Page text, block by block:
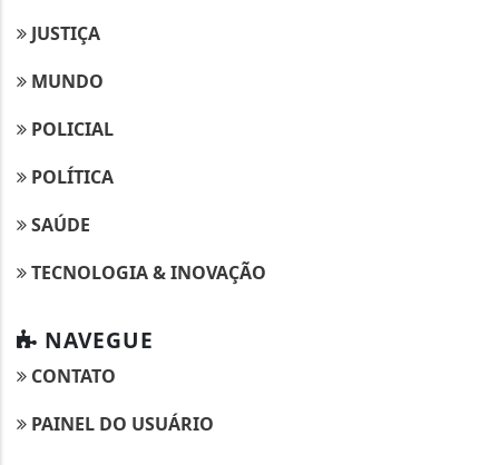
JUSTIÇA
MUNDO
POLICIAL
POLÍTICA
SAÚDE
TECNOLOGIA & INOVAÇÃO
NAVEGUE
CONTATO
PAINEL DO USUÁRIO